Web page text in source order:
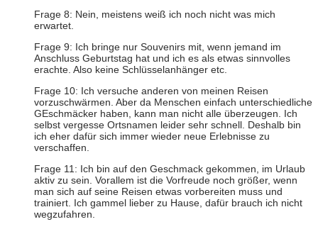
Frage 8: Nein, meistens weiß ich noch nicht was mich
erwartet.
Frage 9: Ich bringe nur Souvenirs mit, wenn jemand im
Anschluss Geburtstag hat und ich es als etwas sinnvolles
erachte. Also keine Schlüsselanhänger etc.
Frage 10: Ich versuche anderen von meinen Reisen
vorzuschwärmen. Aber da Menschen einfach unterschiedliche
GEschmäcker haben, kann man nicht alle überzeugen. Ich
selbst vergesse Ortsnamen leider sehr schnell. Deshalb bin
ich eher dafür sich immer wieder neue Erlebnisse zu
verschaffen.
Frage 11: Ich bin auf den Geschmack gekommen, im Urlaub
aktiv zu sein. Vorallem ist die Vorfreude noch größer, wenn
man sich auf seine Reisen etwas vorbereiten muss und
trainiert. Ich gammel lieber zu Hause, dafür brauch ich nicht
wegzufahren.